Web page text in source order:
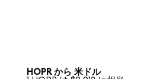
HOPR から 米ドル